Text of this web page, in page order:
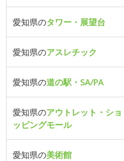
愛知県のタワー・展望台
愛知県のアスレチック
愛知県の道の駅・SA/PA
愛知県のアウトレット・ショ
ッピングモール
愛知県の美術館